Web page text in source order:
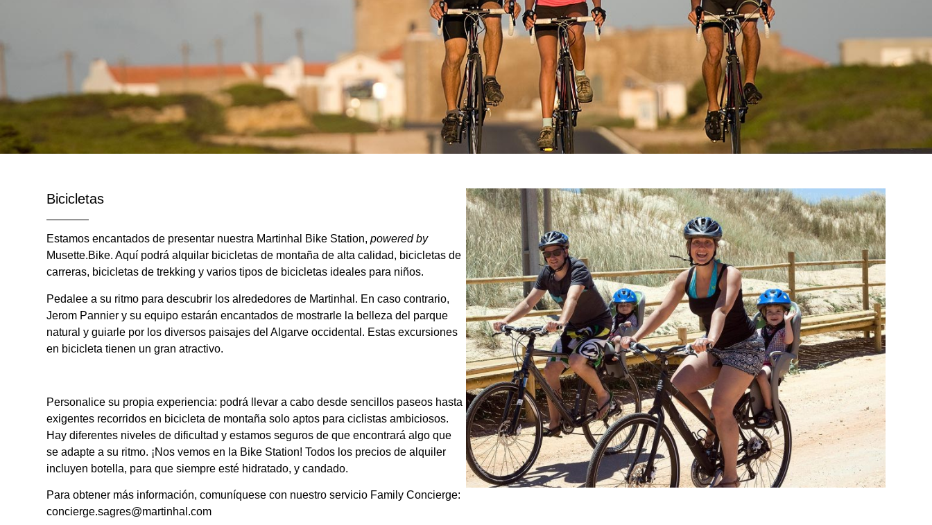
Bicicletas
Estamos encantados de presentar nuestra Martinhal Bike Station,powered by
Musette.Bike. Aquí podrá alquilar bicicletas de montaña de alta calidad, bicicletas de
carreras, bicicletas de trekking y varios tipos de bicicletas ideales para niños.
Pedalee a su ritmo para descubrir los alrededores de Martinhal. En caso contrario,
Jerom Pannier y su equipo estarán encantados de mostrarle la belleza del parque
natural y guiarle por los diversos paisajes del Algarve occidental. Estas excursiones
en bicicleta tienen un gran atractivo.
Personalice su propia experiencia: podrá llevar a cabo desde sencillos paseos hasta
exigentes recorridos en bicicleta de montaña solo aptos para ciclistas ambiciosos.
Hay diferentes niveles de dificultad y estamos seguros de que encontrará algo que
se adapte a su ritmo. ¡Nos vemos en la Bike Station! Todos los precios de alquiler
incluyen botella, para que siempre esté hidratado, y candado.
Para obtener más información, comuníquese con nuestro servicio Family Concierge:
concierge.sagres@martinhal.com